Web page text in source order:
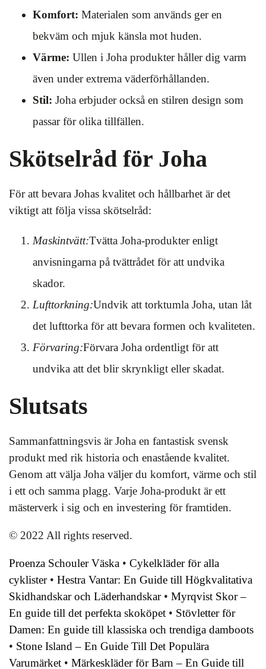
Komfort: Materialen som används ger en
bekväm och mjuk känsla mot huden.
Värme: Ullen i Joha produkter håller dig varm
även under extrema väderförhållanden.
Stil: Joha erbjuder också en stilren design som
passar för olika tillfällen.
Skötselråd för Joha
För att bevara Johas kvalitet och hållbarhet är det
viktigt att följa vissa skötselråd:
Maskintvätt:Tvätta Joha-produkter enligt
anvisningarna på tvättrådet för att undvika
skador.
Lufttorkning:Undvik att torktumla Joha, utan låt
det lufttorka för att bevara formen och kvaliteten.
Förvaring:Förvara Joha ordentligt för att
undvika att det blir skrynkligt eller skadat.
Slutsats
Sammanfattningsvis är Joha en fantastisk svensk
produkt med rik historia och enastående kvalitet.
Genom att välja Joha väljer du komfort, värme och stil
i ett och samma plagg. Varje Joha-produkt är ett
mästerverk i sig och en investering för framtiden.
© 2022 All rights reserved.
Proenza Schouler Väska • Cykelkläder för alla
cyklister• Hestra Vantar: En Guide till Högkvalitativa
Skidhandskar och Läderhandskar• Myrqvist Skor –
En guide till det perfekta skoköpet • Stövletter för
Damen: En guide till klassiska och trendiga damboots
• Stone Island – En Guide Till Det Populära
Varumärket • Märkeskläder för Barn – En Guide till